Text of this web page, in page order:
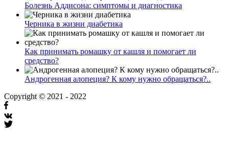
Болезнь Аддисона: симптомы и диагностика
Черника в жизни диабетика
Как принимать ромашку от кашля и помогает ли
средство?
Андрогенная алопеция? К кому нужно обращаться?..
Copyright © 2021 - 2022